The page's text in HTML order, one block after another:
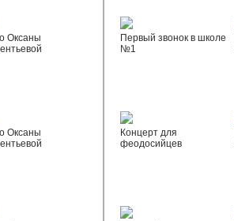
Оксаны
Оксаны
Первый звонок в школе
№1
Концерт для
феодосийцев